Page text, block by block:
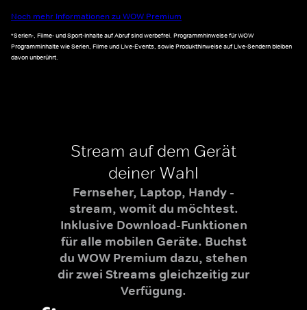
Noch mehr Informationen zu WOW Premium
*Serien-, Filme- und Sport-Inhalte auf Abruf sind werbefrei. Programmhinweise für WOW
Programminhalte wie Serien, Filme und Live-Events, sowie Produkthinweise auf Live-Sendern bleiben
davon unberührt.
Stream auf dem Gerät
deiner Wahl
Fernseher, Laptop, Handy -
stream, womit du möchtest.
Inklusive Download-Funktionen
für alle mobilen Geräte. Buchst
du WOW Premium dazu, stehen
dir zwei Streams gleichzeitig zur
Verfügung.